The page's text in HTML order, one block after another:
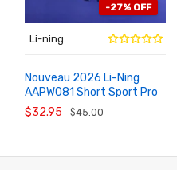
-27% OFF
Li-ning
Nouveau 2026 Li-Ning
AAPW081 Short Sport Pro
Ping Pong Compétition
$32.95 $45.00
AU